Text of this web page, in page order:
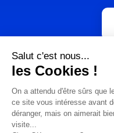
comparateur-box-
internet.fr by
Hoptelecom